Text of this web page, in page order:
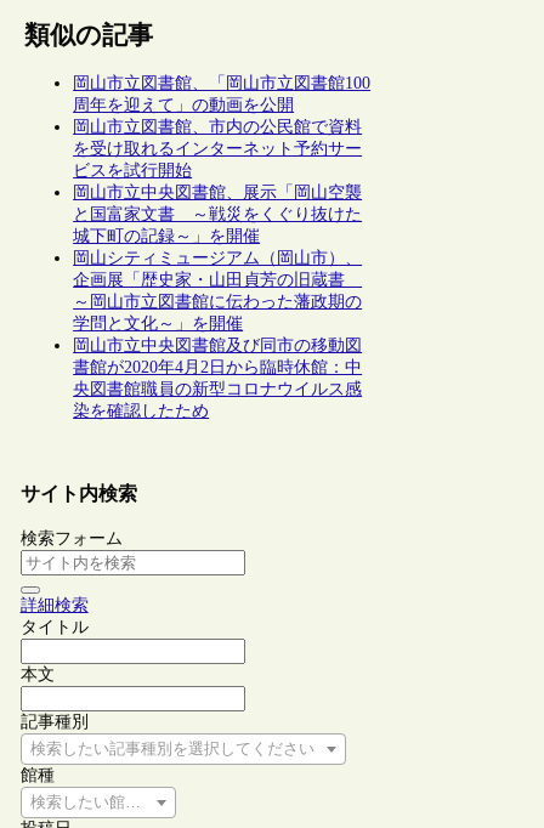
類似の記事
岡山市立図書館、「岡山市立図書館100
周年を迎えて」の動画を公開
岡山市立図書館、市内の公民館で資料
を受け取れるインターネット予約サー
ビスを試行開始
岡山市立中央図書館、展示「岡山空襲
と国富家文書 ～戦災をくぐり抜けた
城下町の記録～」を開催
岡山シティミュージアム（岡山市）、
企画展「歴史家・山田貞芳の旧蔵書
～岡山市立図書館に伝わった藩政期の
学問と文化～」を開催
岡山市立中央図書館及び同市の移動図
書館が2020年4月2日から臨時休館：中
央図書館職員の新型コロナウイルス感
染を確認したため
サイト内検索
検索フォーム
詳細検索
タイトル
本文
記事種別
検索したい記事種別を選択してください
館種
検索したい館種を選択してください